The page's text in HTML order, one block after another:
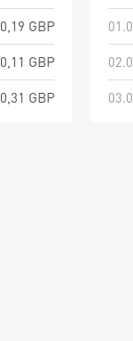
0,19 GBP
0,11 GBP
0,31 GBP